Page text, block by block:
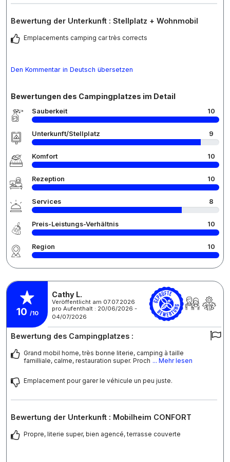
Bewertung der Unterkunft : Stellplatz + Wohnmobil
Emplacements camping car très corrects
Den Kommentar in Deutsch übersetzen
Bewertungen des Campingplatzes im Detail
Sauberkeit 10
Unterkunft/Stellplatz 9
Komfort 10
Rezeption 10
Services 8
Preis-Leistungs-Verhältnis 10
Region 10
10 /10
Cathy L.
Veröffentlicht am 07.07.2026
pro Aufenthalt : 20/06/2026 -
04/07/2026
Bewertung des Campingplatzes :
Grand mobil home, très bonne literie, camping à taille
familliale, calme, restauration super. Proch ... Mehr lesen
Emplacement pour garer le véhicule un peu juste.
Bewertung der Unterkunft : Mobilheim CONFORT
Propre, literie super, bien agencé, terrasse couverte